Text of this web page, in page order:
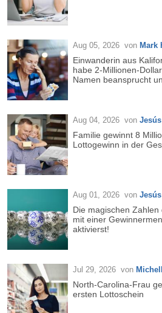
Aug 05, 2026 von Mark
Einwanderin aus
habe 2-Millionen-
Namen beansprucht
Aug 04, 2026 von
Familie gewinnt 8
Lottogewinn in der
Aug 01, 2026 von
Die magischen
mit einer
aktivierst!
Jul 29, 2026 von
North-Carolina-Frau
ersten Lottoschein